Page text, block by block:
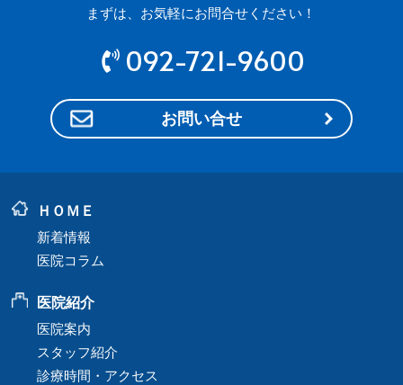
まずは、お気軽にお問合せください！
092-721-9600
お問い合せ
ＨＯＭＥ
新着情報
医院コラム
医院紹介
医院案内
スタッフ紹介
診療時間・アクセス